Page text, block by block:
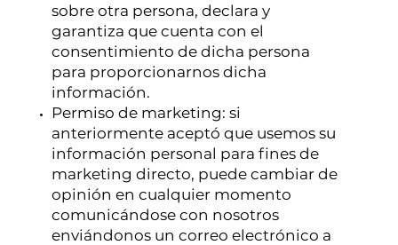
sobre otra persona, declara y
garantiza que cuenta con el
consentimiento de dicha persona
para proporcionarnos dicha
información.
Permiso de marketing: si
anteriormente aceptó que usemos su
información personal para fines de
marketing directo, puede cambiar de
opinión en cualquier momento
comunicándose con nosotros
enviándonos un correo electrónico a